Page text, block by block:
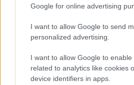
Google for online advertising
I want to allow Google to send
personalized advertising.
I want to allow Google to enable
related to analytics like cookies
device identifiers in apps.